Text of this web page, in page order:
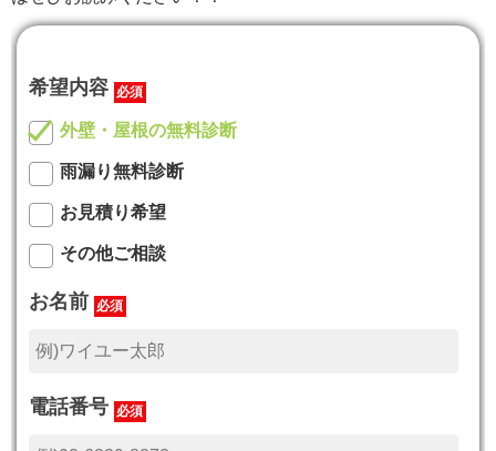
希望内容 必須
外壁・屋根の無料診断
雨漏り無料診断
お見積り希望
その他ご相談
お名前 必須
電話番号 必須